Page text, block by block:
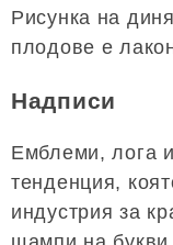
Рисунка на
плодове е
Надписи
Емблеми, лога
тенденция,
индустрия за